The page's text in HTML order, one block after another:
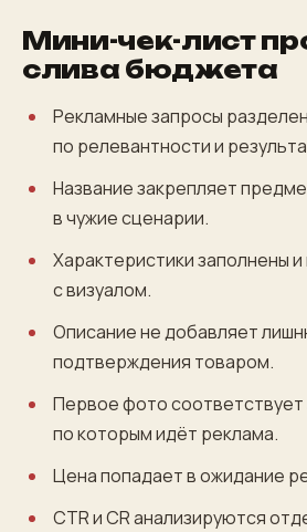
Мини-чек-лист
слива бюджета
Рекламные запросы
по релевантности и
Название закрепляет
в чужие сценарии.
Характеристики заполнены
с визуалом.
Описание не добавляет
подтверждения товаром.
Первое фото соответствует
по которым идёт реклама.
Цена попадает в ожидание
CTR и CR анализируются